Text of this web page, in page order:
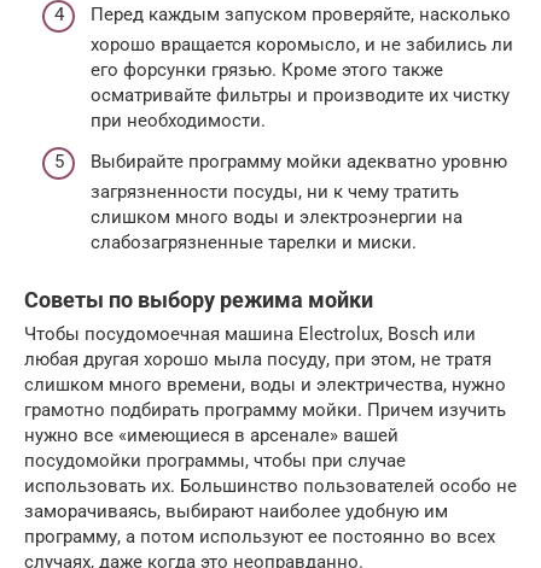
Перед каждым запуском проверяйте, насколько
хорошо вращается коромысло, и не забились ли
его форсунки грязью. Кроме этого также
осматривайте фильтры и производите их чистку
при необходимости.
Выбирайте программу мойки адекватно уровню
загрязненности посуды, ни к чему тратить
слишком много воды и электроэнергии на
слабозагрязненные тарелки и миски.
Советы по выбору режима мойки
Чтобы посудомоечная машина Electrolux, Bosch или
любая другая хорошо мыла посуду, при этом, не тратя
слишком много времени, воды и электричества, нужно
грамотно подбирать программу мойки. Причем изучить
нужно все «имеющиеся в арсенале» вашей
посудомойки программы, чтобы при случае
использовать их. Большинство пользователей особо не
заморачиваясь, выбирают наиболее удобную им
программу, а потом используют ее постоянно во всех
случаях, даже когда это неоправданно.